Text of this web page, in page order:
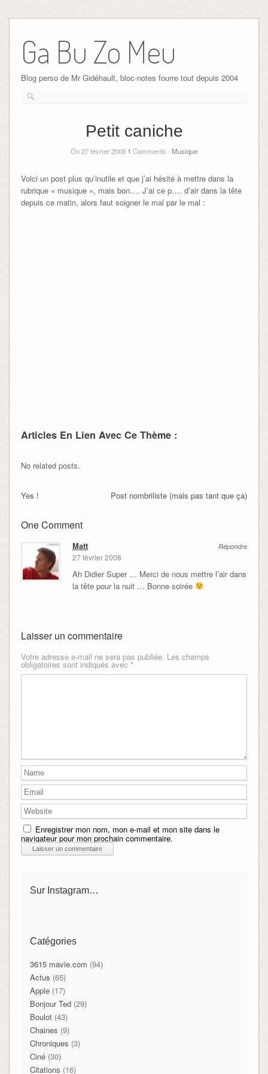
Ga Bu Zo Meu
Blog perso de Mr Gidéhault, bloc-notes fourre tout depuis 2004
Petit caniche
On 27 février 2008 1 Comments - Musique
Voici un post plus qu’inutile et que j’ai hésité à mettre dans la
rubrique « musique », mais bon…. J’ai ce p…. d’air dans la tête
depuis ce matin, alors faut soigner le mal par le mal :
Articles En Lien Avec Ce Thème :
No related posts.
Post nombriliste (mais pas tant que ça)
Yes !
One Comment
Répondre
Matt
27 février 2008
Ah Didier Super … Merci de nous mettre l’air dans
la tête pour la nuit … Bonne soirée
Laisser un commentaire
Votre adresse e-mail ne sera pas publiée. Les champs
obligatoires sont indiqués avec *
Enregistrer mon nom, mon e-mail et mon site dans le
navigateur pour mon prochain commentaire.
Sur Instagram…
Catégories
3615 mavie.com (94)
Actus (65)
Apple(17)
Bonjour Ted(29)
Boulot(43)
Chaines (9)
Chroniques (3)
Ciné(30)
Citations (16)